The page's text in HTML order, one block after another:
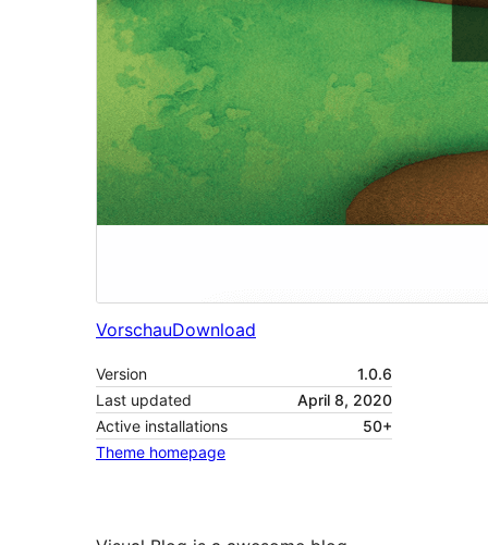
VorschauDownload
Version
1.0.6
Last updated
April 8, 2020
Active installations
50+
Theme homepage